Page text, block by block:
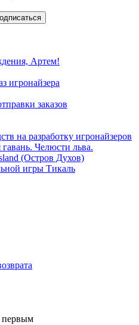
Артем!
заказов
на разработку игронайзеров
Челюсти льва.
(Остров Духов)
игры Тикаль
первым